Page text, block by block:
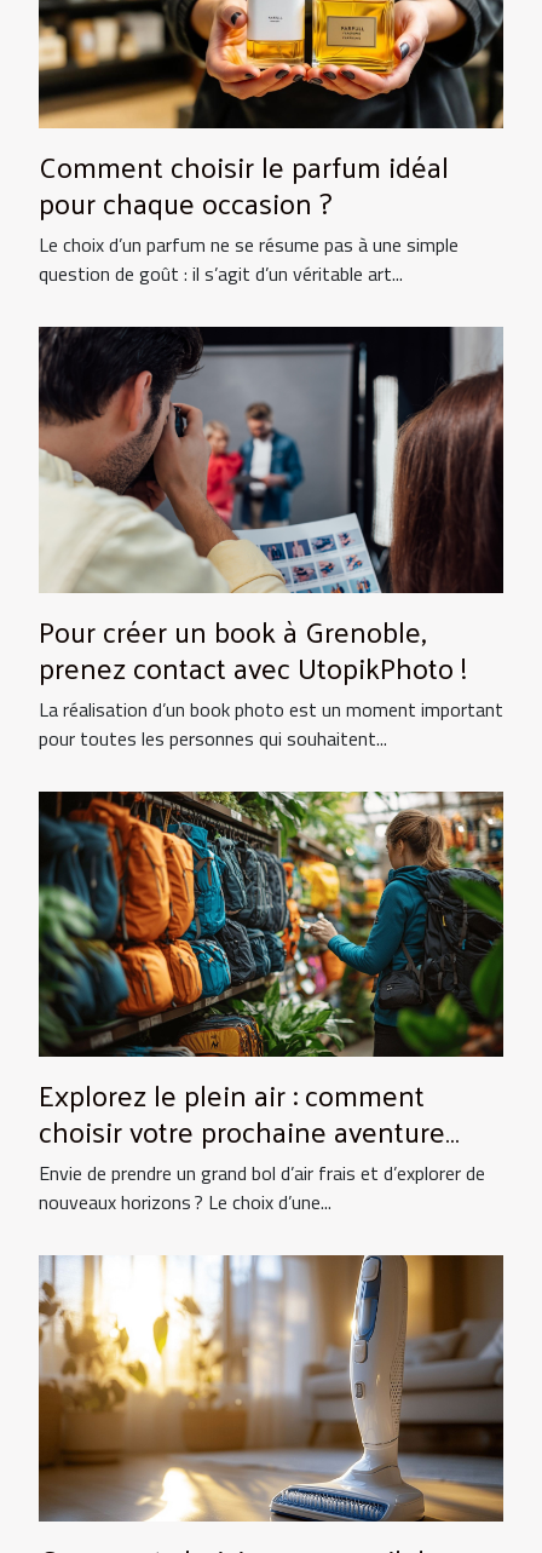
Comment choisir le parfum idéal
pour chaque occasion ?
Le choix d’un parfum ne se résume pas à une simple
question de goût : il s’agit d’un véritable art...
Pour créer un book à Grenoble,
prenez contact avec UtopikPhoto !
La réalisation d’un book photo est un moment important
pour toutes les personnes qui souhaitent...
Explorez le plein air : comment
choisir votre prochaine aventure
nature ?
Envie de prendre un grand bol d’air frais et d’explorer de
nouveaux horizons ? Le choix d’une...